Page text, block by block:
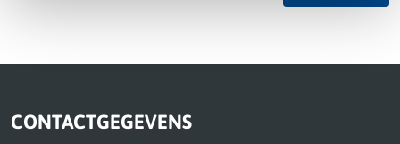
CONTACTGEGEVENS